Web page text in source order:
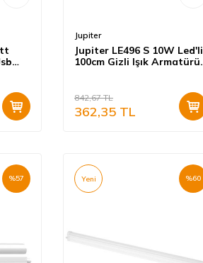
Jupiter
Jupiter LE496 S 10W Led'li
100cm Gizli Işık Armatürü
842,67TL
362,35 TL
%57 %60
Yeni